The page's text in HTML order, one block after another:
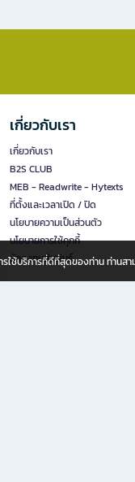
เกี่ยวกับเรา
เกี่ยวกับเรา
B2S CLUB
MEB - Readwrite - Hytexts
ที่ตั้งและเวลาเปิด / ปิด
นโยบายความเป็นส่วนตัว
นโยบายการใช้คุกกี้
นักลงทุนสัมพันธ์
ใช้บริการที่ดีที่สุดของท่าน ท่าน